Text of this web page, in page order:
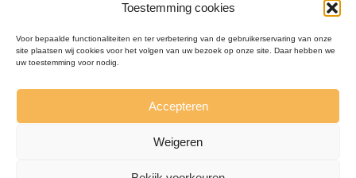
Toestemming cookies
Voor bepaalde functionaliteiten en ter verbetering van de gebruikerservaring van onze
site plaatsen wij cookies voor het volgen van uw bezoek op onze site. Daar hebben we
uw toestemming voor nodig.
Accepteren
Weigeren